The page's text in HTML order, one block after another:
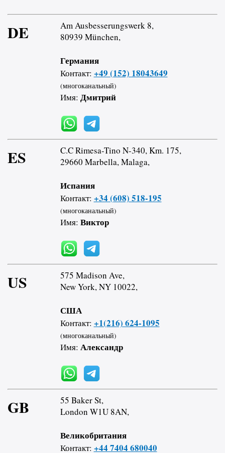
DE
Am Ausbesserungswerk 8,
80939 München,
Германия
Контакт: +49 (152) 18043649
(многоканальный)
Имя: Дмитрий
ES
C.C Rimesa-Tino N-340, Km. 175,
29660 Marbella, Malaga,
Испания
Контакт: +34 (608) 518-195
(многоканальный)
Имя: Виктор
US
575 Madison Ave,
New York, NY 10022,
США
Контакт: +1(216) 624-1095
(многоканальный)
Имя: Александр
GB
55 Baker St,
London W1U 8AN,
Великобритания
Контакт: +44 7404 680040